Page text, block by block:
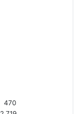
470